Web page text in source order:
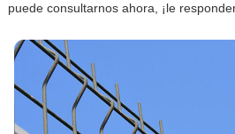
puede consultarnos ahora, ¡le